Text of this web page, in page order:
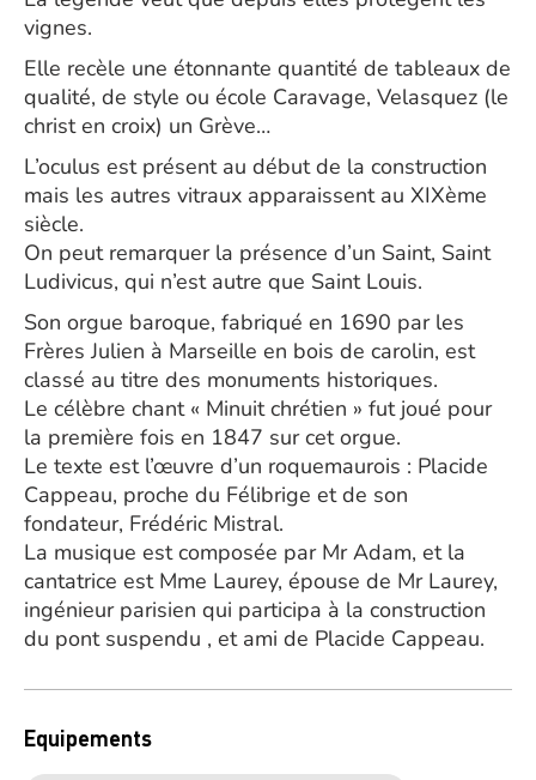
vignes.
Elle recèle une étonnante quantité de tableaux de
qualité, de style ou école Caravage, Velasquez (le
christ en croix) un Grève…
L’oculus est présent au début de la construction
mais les autres vitraux apparaissent au XIXème
siècle.
On peut remarquer la présence d’un Saint, Saint
Ludivicus, qui n’est autre que Saint Louis.
Son orgue baroque, fabriqué en 1690 par les
Frères Julien à Marseille en bois de carolin, est
classé au titre des monuments historiques.
Le célèbre chant « Minuit chrétien » fut joué pour
la première fois en 1847 sur cet orgue.
Le texte est l’œuvre d’un roquemaurois : Placide
Cappeau, proche du Félibrige et de son
fondateur, Frédéric Mistral.
La musique est composée par Mr Adam, et la
cantatrice est Mme Laurey, épouse de Mr Laurey,
ingénieur parisien qui participa à la construction
du pont suspendu , et ami de Placide Cappeau.
Equipements